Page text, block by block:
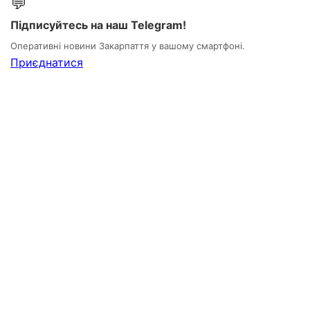
Підписуйтесь на наш Telegram!
Оперативні новини Закарпаття у вашому смартфоні.
Приєднатися